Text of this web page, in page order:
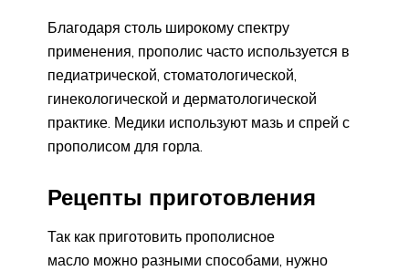
Благодаря столь широкому спектру
применения, прополис часто используется в
педиатрической, стоматологической,
гинекологической и дерматологической
практике. Медики используют мазь и спрей с
прополисом для горла.
Рецепты приготовления
Так как приготовить прополисное
масло можно разными способами, нужно